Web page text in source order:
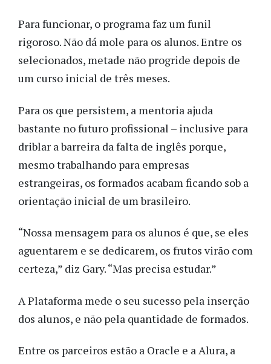
Para funcionar, o programa faz um funil
rigoroso. Não dá mole para os alunos. Entre os
selecionados, metade não progride depois de
um curso inicial de três meses.
Para os que persistem, a mentoria ajuda
bastante no futuro profissional – inclusive para
driblar a barreira da falta de inglês porque,
mesmo trabalhando para empresas
estrangeiras, os formados acabam ficando sob a
orientação inicial de um brasileiro.
“Nossa mensagem para os alunos é que, se eles
aguentarem e se dedicarem, os frutos virão com
certeza,” diz Gary. “Mas precisa estudar.”
A Plataforma mede o seu sucesso pela inserção
dos alunos, e não pela quantidade de formados.
Entre os parceiros estão a Oracle e a Alura, a